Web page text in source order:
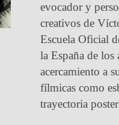
evocador y
creativos de
Escuela Oficial
la España de los
acercamiento a
fílmicas como
trayectoria